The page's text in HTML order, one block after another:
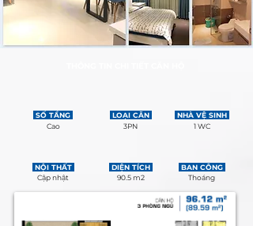
SỐ TẦNG
Cao
LOẠI CĂN
3PN
NHÀ VỆ SINH
1 WC
NỘI THẤT
Cập nhật
DIỆN TÍCH
90.5 m2
BAN CÔNG
Thoáng